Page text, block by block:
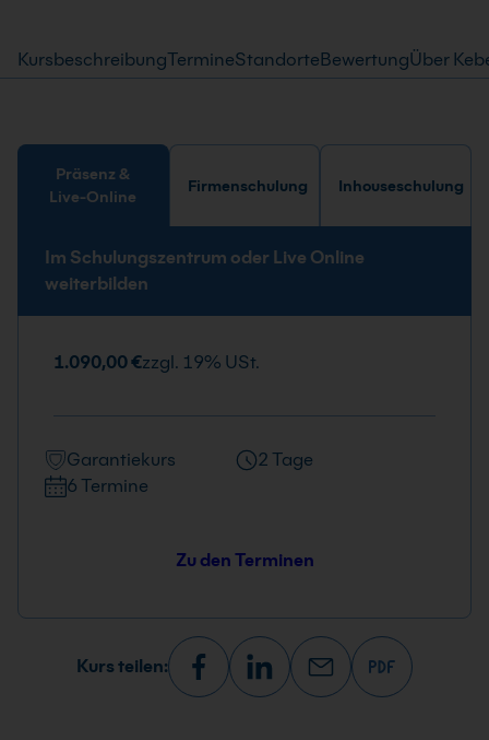
KursbeschreibungTermineStandorteBewertungÜber
Präsenz &
Live-Online
Firmenschulung Inhouseschulung
Im Schulungszentrum oder Live Online
weiterbilden
1.090,00 €zzgl. 19% USt.
Garantiekurs
2 Tage
6 Termine
Zu den Terminen
Kurs teilen: